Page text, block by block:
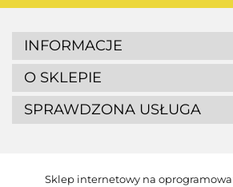
INFORMACJE
O SKLEPIE
SPRAWDZONA USŁUGA
Sklep internetowy na